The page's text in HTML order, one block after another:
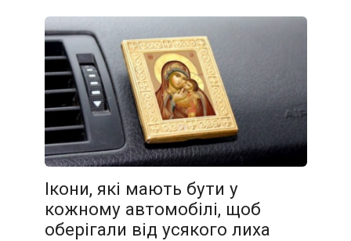
Ікони, які мають бути у
кожному автомобілі, щоб
оберігали від усякого лиха